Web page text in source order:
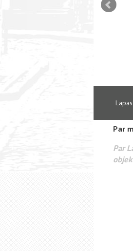
Par
Par